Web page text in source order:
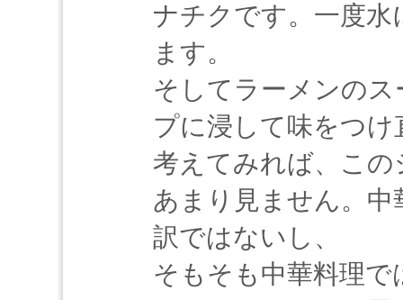
ナチクです。一度
ます。
そしてラーメンの
プに浸して味をつけ
考えてみれば、こ
あまり見ません。
訳ではないし、
そもそも中華料理